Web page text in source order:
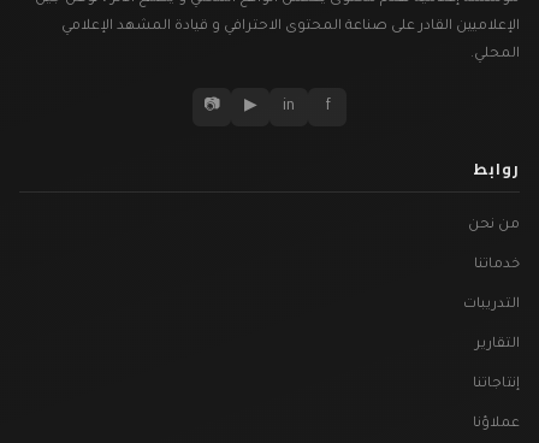
الإعلاميين القادر على صناعة المحتوى الاحترافي و قيادة المشهد الإعلامي
المحلي.
f
in
▶
📷
روابط
من نحن
خدماتنا
التدريبات
التقارير
إنتاجاتنا
عملاؤنا